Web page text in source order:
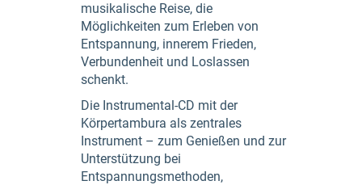
musikalische Reise, die
Möglichkeiten zum Erleben von
Entspannung, innerem Frieden,
Verbundenheit und Loslassen
schenkt.
Die Instrumental-CD mit der
Körpertambura als zentrales
Instrument – zum Genießen und zur
Unterstützung bei
Entspannungsmethoden,